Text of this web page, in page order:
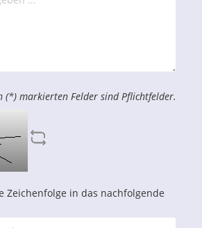
(*) markierten Felder sind Pflichtfelder.
Zeichenfolge in das nachfolgende